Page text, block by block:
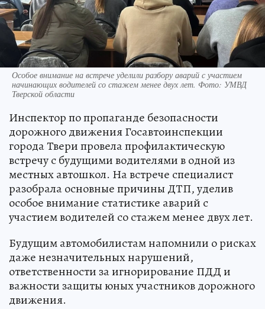
Особое внимание на встрече уделили разбору аварий с участием
начинающих водителей со стажем менее двух лет. Фото: УМВД
Тверской области
Инспектор по пропаганде безопасности
дорожного движения Госавтоинспекции
города Твери провела профилактическую
встречу с будущими водителями в одной из
местных автошкол. На встрече специалист
разобрала основные причины ДТП, уделив
особое внимание статистике аварий с
участием водителей со стажем менее двух лет.
Будущим автомобилистам напомнили о рисках
даже незначительных нарушений,
ответственности за игнорирование ПДД и
важности защиты юных участников дорожного
движения.